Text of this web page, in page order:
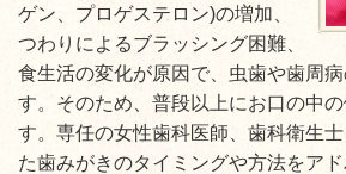
ゲン、プロゲステロン)の増加、
つわりによるブラッシング困難、
食生活の変化が原因で、虫歯や歯周
す。そのため、普段以上にお口の中
す。専任の女性歯科医師、歯科衛生
た歯みがきのタイミングや方法をアド